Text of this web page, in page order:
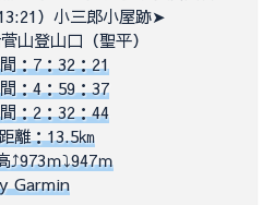
）小三郎小屋跡➤
山登山口（聖平）
：7：32：21
：4：59：37
：2：32：44
離：13.5㎞
⤴973ｍ⤵947ｍ
Garmin